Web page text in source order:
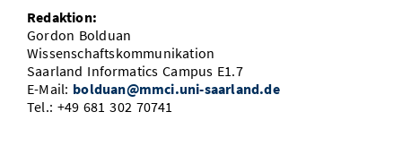
Redaktion:
Gordon Bolduan
Wissenschaftskommunikation
Saarland Informatics Campus E1.7
E-Mail: bolduan@mmci.uni-saarland.de
Tel.: +49 681 302 70741